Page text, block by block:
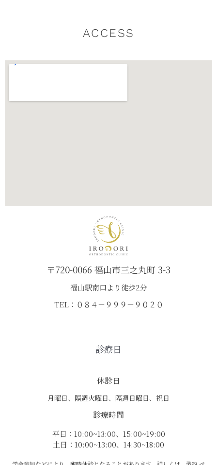
ACCESS
〒720-0066 福山市三之丸町 3-3
福山駅南口より徒歩2分
TEL：０８４－９９９－９０２０
診療日
休診日
月曜日、隔週火曜日、隔週日曜日、祝日
診療時間
平日：10:00~13:00、15:00~19:00
土日：10:00~13:00、14:30~18:00